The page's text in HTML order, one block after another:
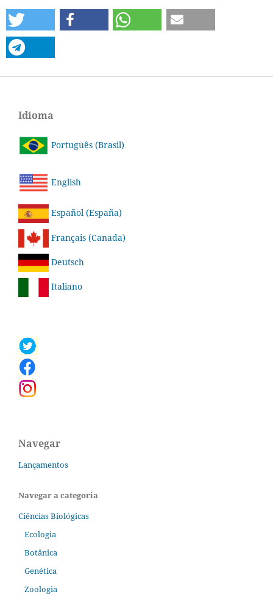
Idioma
Português (Brasil)
English
Español (España)
Français (Canada)
Deutsch
Italiano
Navegar
Lançamentos
Navegar a categoria
Ciências Biológicas
Ecologia
Botânica
Genética
Zoologia